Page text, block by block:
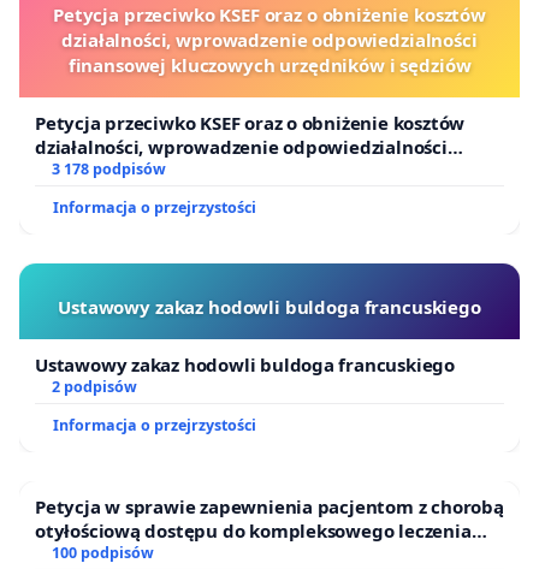
Petycja przeciwko KSEF oraz o obniżenie kosztów
działalności, wprowadzenie odpowiedzialności
finansowej kluczowych urzędników i sędziów
Petycja przeciwko KSEF oraz o obniżenie kosztów
działalności, wprowadzenie odpowiedzialności
finansowej kluczowych urzędników i sędziów
3 178 podpisów
Informacja o przejrzystości
Ustawowy zakaz hodowli buldoga francuskiego
Ustawowy zakaz hodowli buldoga francuskiego
2 podpisów
Informacja o przejrzystości
Petycja w sprawie zapewnienia pacjentom z chorobą
otyłościową dostępu do kompleksowego leczenia
oraz programów profilaktycznych.
100 podpisów